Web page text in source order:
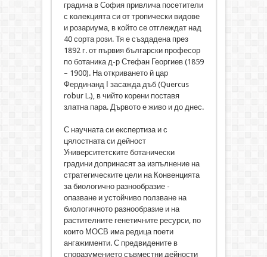
градина в София привлича посетители
с колекцията си от тропически видове
и розариума, в който се отглеждат над
40 сорта рози. Тя е създадена през
1892 г. от първия български професор
по ботаника д-р Стефан Георгиев (1859
– 1900). На откриването й цар
Фердинанд ­Ι ­засажда дъб (Quercus
robur L.), в чийто корени поставя
златна пара. Дървото е живо и до днес.
С научната си експертиза и с
цялостната си дейност
Университетските ботанически
градини допринасят за изпълнение на
стратегическите цели на Конвенцията
за биологично разнообразие -
опазване и устойчиво ползване на
биологичното разнообразие и на
растителните генетичните ресурси, по
които МОСВ има редица поети
ангажименти. С предвидените в
споразумението съвместни дейности